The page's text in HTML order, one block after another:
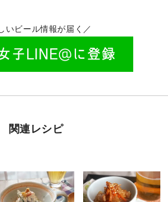
いビール情報が届く／
関連レシピ